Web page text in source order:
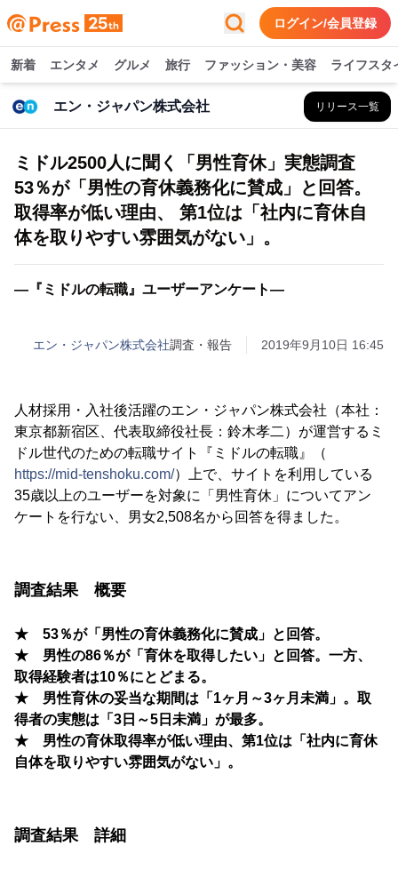
ログイン/会員登録
新着 エンタメ グルメ 旅行 ファッション・美容 ライフスタ
エン・ジャパン株式会社 リリース一覧
ミドル2500人に聞く「男性育休」実態調査
53％が「男性の育休義務化に賛成」と回答。
取得率が低い理由、 第1位は「社内に育休自
体を取りやすい雰囲気がない」。
―『ミドルの転職』ユーザーアンケート―
エン・ジャパン株式会社調査・報告 2019年9月10日 16:45
人材採用・入社後活躍のエン・ジャパン株式会社（本社：
東京都新宿区、代表取締役社長：鈴木孝二）が運営するミ
ドル世代のための転職サイト『ミドルの転職』（
https://mid-tenshoku.com/）上で、サイトを利用している
35歳以上のユーザーを対象に「男性育休」についてアン
ケートを行ない、男女2,508名から回答を得ました。
調査結果 概要
★ 53％が「男性の育休義務化に賛成」と回答。
★ 男性の86％が「育休を取得したい」と回答。一方、
取得経験者は10％にとどまる。
★ 男性育休の妥当な期間は「1ヶ月～3ヶ月未満」。取
得者の実態は「3日～5日未満」が最多。
★ 男性の育休取得率が低い理由、第1位は「社内に育休
自体を取りやすい雰囲気がない」。
調査結果 詳細